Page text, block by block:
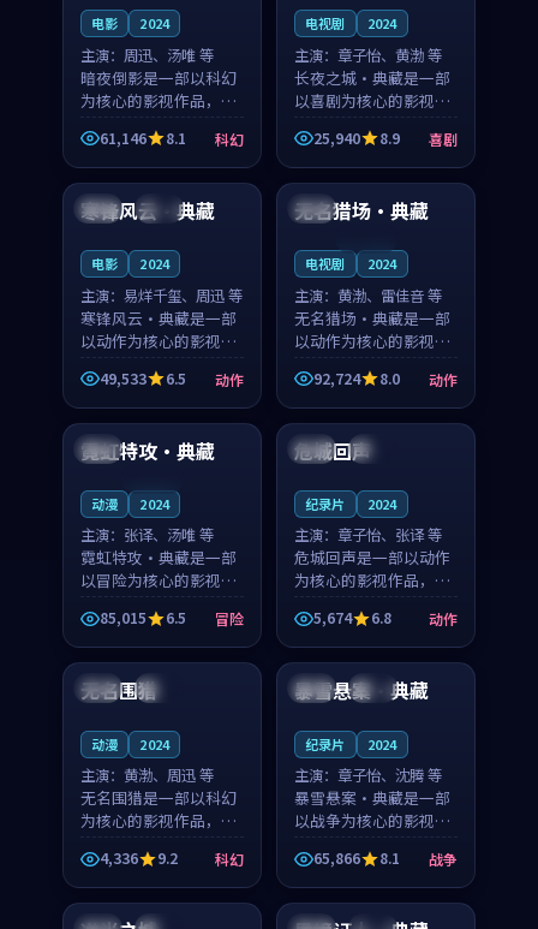
电影 2024
主演： 周迅、汤唯 等
暗夜倒影是一部以科幻
为核心的影视作品，围
绕危机、反转与人物成
长展开，整体节奏紧
凑，值得推荐观看。
61,146 8.1 科幻
电视剧 2024
主演： 章子怡、黄渤 等
长夜之城·典藏是一部
以喜剧为核心的影视作
品，围绕危机、反转与
人物成长展开，整体节
奏紧凑，值得推荐观
看。
25,940 8.9 喜剧
中国 独播
寒锋风云·典藏
电影 2024
主演： 易烊千玺、周迅 等
寒锋风云·典藏是一部
以动作为核心的影视作
品，围绕危机、反转与
人物成长展开，整体节
奏紧凑，值得推荐观
看。
49,533 6.5 动作
法国
无名猎场·典藏
电视剧 2024
主演： 黄渤、雷佳音 等
无名猎场·典藏是一部
以动作为核心的影视作
品，围绕危机、反转与
人物成长展开，整体节
奏紧凑，值得推荐观
看。
92,724 8.0 动作
英国
霓虹特攻·典藏
动漫 2024
主演： 张译、汤唯 等
霓虹特攻·典藏是一部
以冒险为核心的影视作
品，围绕危机、反转与
人物成长展开，整体节
奏紧凑，值得推荐观
看。
85,015 6.5 冒险
英国 热播
危城回声
纪录片 2024
主演： 章子怡、张译 等
危城回声是一部以动作
为核心的影视作品，围
绕危机、反转与人物成
长展开，整体节奏紧
凑，值得推荐观看。
5,674 6.8 动作
美国 热播
无名围猎
动漫 2024
主演： 黄渤、周迅 等
无名围猎是一部以科幻
为核心的影视作品，围
绕危机、反转与人物成
长展开，整体节奏紧
凑，值得推荐观看。
4,336 9.2 科幻
中国 杜比
暴雪悬案·典藏
纪录片 2024
主演： 章子怡、沈腾 等
暴雪悬案·典藏是一部
以战争为核心的影视作
品，围绕危机、反转与
人物成长展开，整体节
奏紧凑，值得推荐观
看。
65,866 8.1 战争